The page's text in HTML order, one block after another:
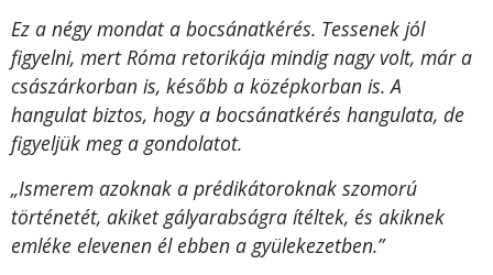
Ez a négy mondat a bocsánatkérés. Tessenek jól
figyelni, mert Róma retorikája mindig nagy volt, már a
császárkorban is, később a középkorban is. A
hangulat biztos, hogy a bocsánatkérés hangulata, de
figyeljük meg a gondolatot.
„Ismerem azoknak a prédikátoroknak szomorú
történetét, akiket gályarabságra ítéltek, és akiknek
emléke elevenen él ebben a gyülekezetben.”